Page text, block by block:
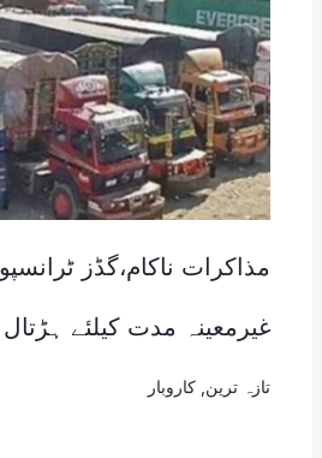
مذاکرات ناکام،گڈز
غیرمعینہ مدت کیلئے ہڑتال
تازہ ترین کاروبار